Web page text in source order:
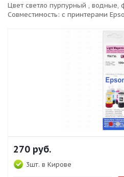
Цвет светло пурпурный , водные,
Совместимость: с принтерами
270 руб.
3шт. в Кирове